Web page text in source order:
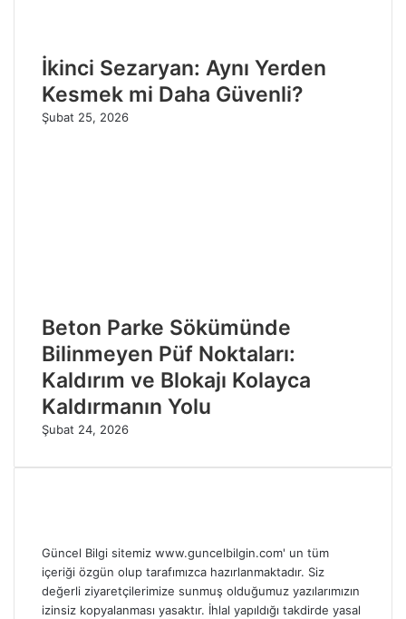
İkinci Sezaryan: Aynı Yerden
Kesmek mi Daha Güvenli?
Şubat 25, 2026
Beton Parke Sökümünde
Bilinmeyen Püf Noktaları:
Kaldırım ve Blokajı Kolayca
Kaldırmanın Yolu
Şubat 24, 2026
Güncel Bilgi sitemiz www.guncelbilgin.com' un tüm
içeriği özgün olup tarafımızca hazırlanmaktadır. Siz
değerli ziyaretçilerimize sunmuş olduğumuz yazılarımızın
izinsiz kopyalanması yasaktır. İhlal yapıldığı takdirde yasal